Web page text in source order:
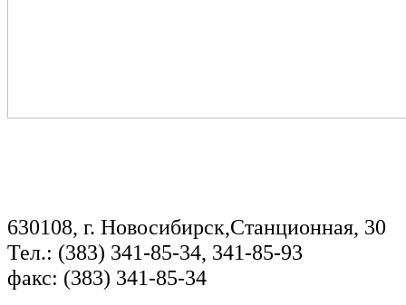
630108, г. Новосибирск,Станционная, 30
Тел.: (383) 341-85-34, 341-85-93
факс: (383) 341-85-34